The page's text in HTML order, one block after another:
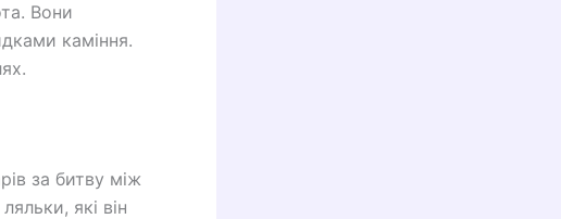
Вони
каміння.
за битву між
які він